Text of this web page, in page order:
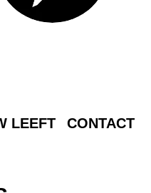
LEEFT CONTACT